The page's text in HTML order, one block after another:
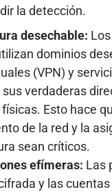
la detección.
desechable:
dominios
(VPN) y
verdaderas
Esto hace
de la red y la
sean críticos.
efímeras: Las
y las